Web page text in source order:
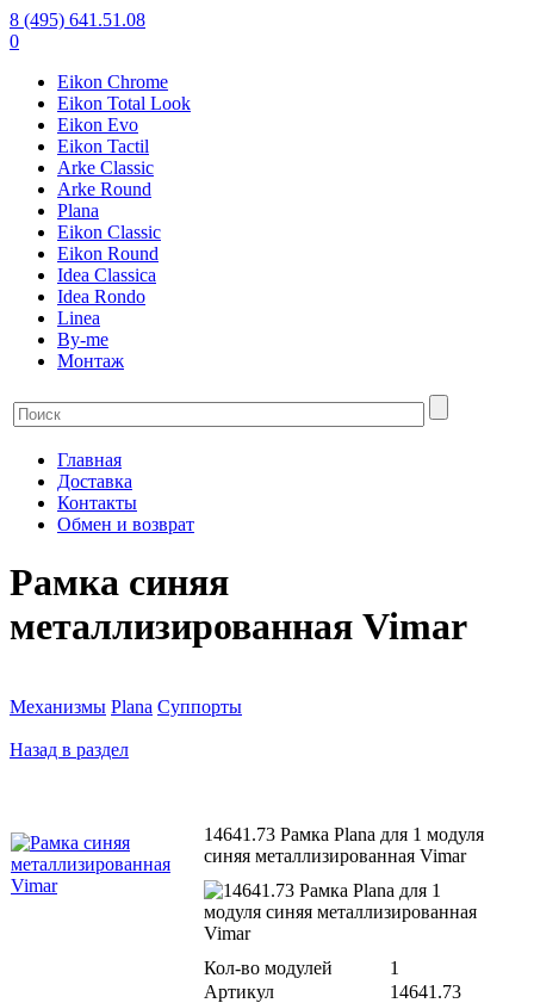
8 (495) 641.51.08
0
Eikon Chrome
Eikon Total Look
Eikon Evo
Eikon Tactil
Arke Classic
Arke Round
Plana
Eikon Classic
Eikon Round
Idea Classica
Idea Rondo
Linea
By-me
Монтаж
Главная
Доставка
Контакты
Обмен и возврат
Рамка синяя
металлизированная Vimar
Механизмы Plana Суппорты
Назад в раздел
14641.73 Рамка Plana для 1 модуля
синяя металлизированная Vimar
Кол-во модулей
1
Артикул
14641.73